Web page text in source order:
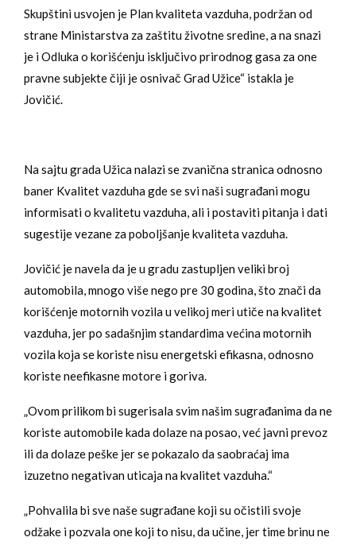
Skupštini usvojen je Plan kvaliteta vazduha, podržan od
strane Ministarstva za zaštitu životne sredine, a na snazi
je i Odluka o korišćenju isključivo prirodnog gasa za one
pravne subjekte čiji je osnivač Grad Užice“ istakla je
Jovičić.
Na sajtu grada Užica nalazi se zvanična stranica odnosno
baner Kvalitet vazduha gde se svi naši sugrađani mogu
informisati o kvalitetu vazduha, ali i postaviti pitanja i dati
sugestije vezane za poboljšanje kvaliteta vazduha.
Jovičić je navela da je u gradu zastupljen veliki broj
automobila, mnogo više nego pre 30 godina, što znači da
korišćenje motornih vozila u velikoj meri utiče na kvalitet
vazduha, jer po sadašnjim standardima većina motornih
vozila koja se koriste nisu energetski efikasna, odnosno
koriste neefikasne motore i goriva.
„Ovom prilikom bi sugerisala svim našim sugrađanima da ne
koriste automobile kada dolaze na posao, već javni prevoz
ili da dolaze peške jer se pokazalo da saobraćaj ima
izuzetno negativan uticaja na kvalitet vazduha.“
„Pohvalila bi sve naše sugrađane koji su očistili svoje
odžake i pozvala one koji to nisu, da učine, jer time brinu ne